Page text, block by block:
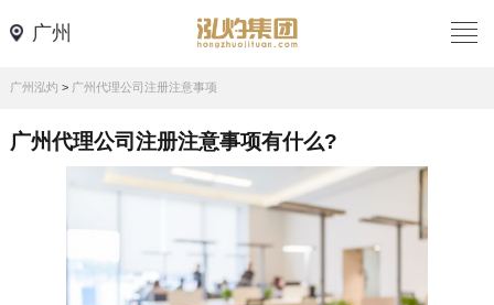
广州
广州泓灼 > 广州代理公司注册注意事项
广州代理公司注册注意事项有什么?